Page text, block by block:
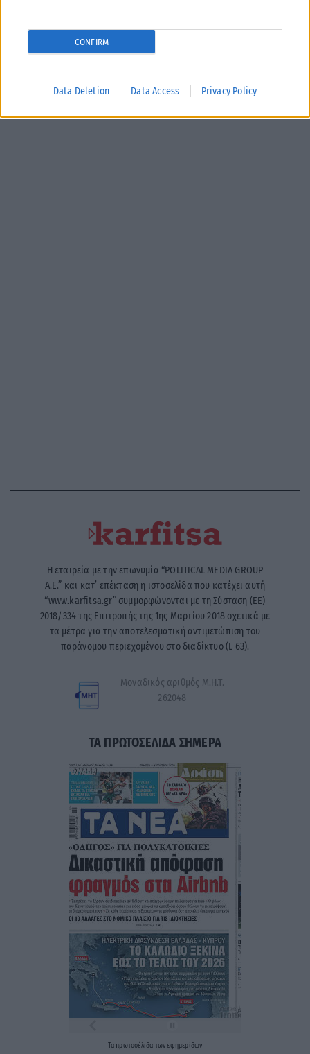
CONFIRM
Data Deletion Data Access Privacy Policy
Η εταιρεία με την επωνυμία “POLITICAL MEDIA GROUP
A.E.” και κατ’ επέκταση η ιστοσελίδα που κατέχει αυτή
“www.karfitsa.gr” συμμορφώνονται με τη Σύσταση (ΕΕ)
2018/334 της Επιτροπής της 1ης Μαρτίου 2018 σχετικά με
τα μέτρα για την αποτελεσματική αντιμετώπιση του
παράνομου περιεχομένου στο διαδίκτυο (L 63).
Μοναδικός αριθμός Μ.Η.Τ.
262048
ΤΑ ΠΡΩΤΟΣΕΛΙΔΑ ΣΗΜΕΡΑ
Ταπρωτοσέλιδα τωνεφημερίδων